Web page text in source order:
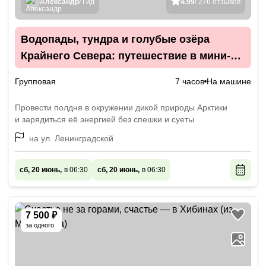
4.99/ 276 отзывов
Александр/ Гид
Водопады, тундра и голубые озёра
Крайнего Севера: путешествие в мини-
Групповая 7 часов На машине
Провести полдня в окружении дикой природы Арктики
и зарядиться её энергией без спешки и суеты
на ул. Ленинградской
сб, 20 июнь, в 06:30 сб, 20 июнь, в 06:30
7 500 ₽
за одного